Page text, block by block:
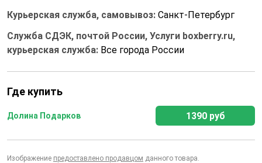
Курьерская служба, самовывоз: Санкт-Петербург
Служба СДЭК, почтой России, Услуги boxberry.ru,
курьерская служба: Все города России
Где купить
Долина Подарков 1390 руб
Изображение предоставлено продавцом данного товара.